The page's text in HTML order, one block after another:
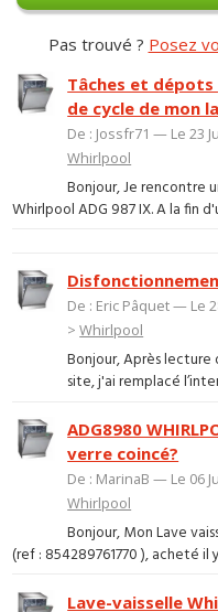
Pas trouvé ? Posez
Tâches et
de cycle de mon
De : Jossfr71 — Le 23
Whirlpool
Bonjour, Je rencontre
Whirlpool ADG 987 IX. A la fin
De : Eric Pâquet — Le
>Whirlpool
Bonjour, Après lecture
site, j'ai remplacé
ADG8980
verre coincé?
De : MarinaB — Le 06
Whirlpool
Bonjour, Mon Lave
(ref : 854289761770 ), acheté il
Lave-vaisselle